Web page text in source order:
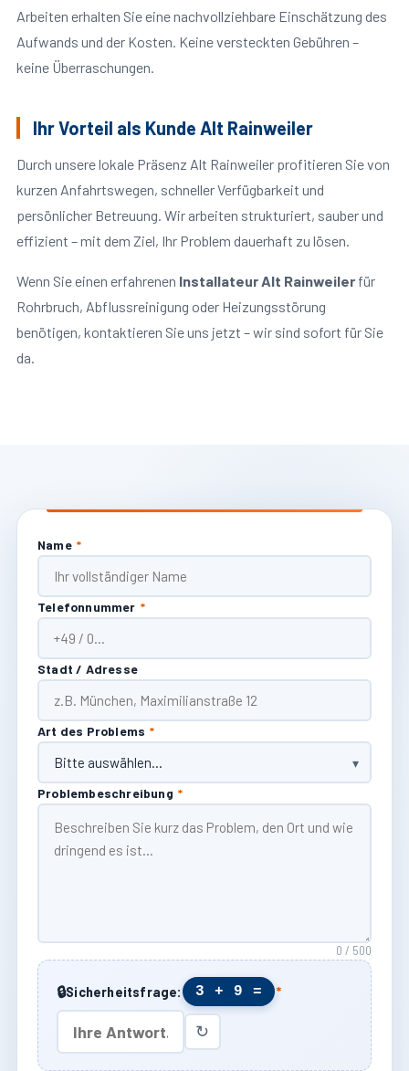
Arbeiten erhalten Sie eine nachvollziehbare Einschätzung des
Aufwands und der Kosten. Keine versteckten Gebühren –
keine Überraschungen.
Ihr Vorteil als Kunde Alt Rainweiler
Durch unsere lokale Präsenz Alt Rainweiler profitieren Sie von
kurzen Anfahrtswegen, schneller Verfügbarkeit und
persönlicher Betreuung. Wir arbeiten strukturiert, sauber und
effizient – mit dem Ziel, Ihr Problem dauerhaft zu lösen.
Wenn Sie einen erfahrenen Installateur Alt Rainweilerfür
Rohrbruch, Abflussreinigung oder Heizungsstörung
benötigen, kontaktieren Sie uns jetzt – wir sind sofort für Sie
da.
Name *
Telefonnummer *
Stadt / Adresse
Art des Problems *
Problembeschreibung *
0 / 500
🔒Sicherheitsfrage: 3 + 9 = *
↻